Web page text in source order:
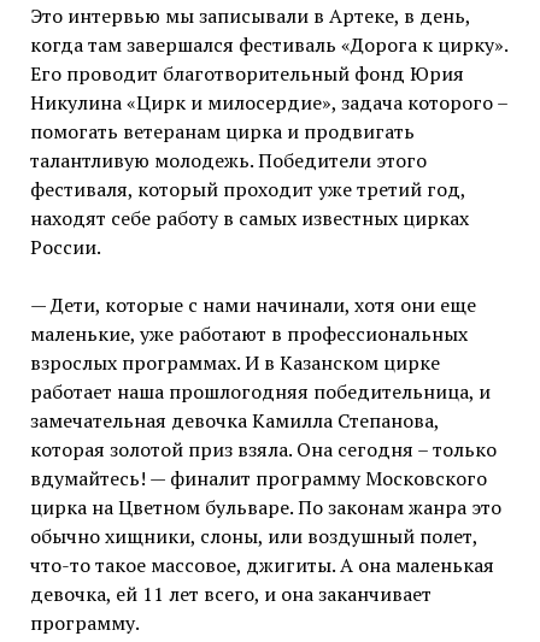
Это интервью мы записывали в Артеке, в день,
когда там завершался фестиваль «Дорога к цирку».
Его проводит благотворительный фонд Юрия
Никулина «Цирк и милосердие», задача которого –
помогать ветеранам цирка и продвигать
талантливую молодежь. Победители этого
фестиваля, который проходит уже третий год,
находят себе работу в самых известных цирках
России.
— Дети, которые с нами начинали, хотя они еще
маленькие, уже работают в профессиональных
взрослых программах. И в Казанском цирке
работает наша прошлогодняя победительница, и
замечательная девочка Камилла Степанова,
которая золотой приз взяла. Она сегодня – только
вдумайтесь! — финалит программу Московского
цирка на Цветном бульваре. По законам жанра это
обычно хищники, слоны, или воздушный полет,
что-то такое массовое, джигиты. А она маленькая
девочка, ей 11 лет всего, и она заканчивает
программу.